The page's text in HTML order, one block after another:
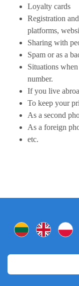
Loyalty cards
Registration
platforms,
Sharing with
Spam or as a
Situations
number.
If you live
To keep your
As a second
As a foreign
etc.